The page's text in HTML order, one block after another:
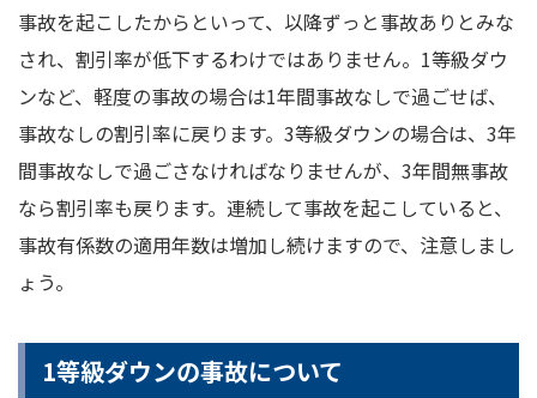
事故を起こしたからといって、以降ずっと事故ありとみな
され、割引率が低下するわけではありません。1等級ダウ
ンなど、軽度の事故の場合は1年間事故なしで過ごせば、
事故なしの割引率に戻ります。3等級ダウンの場合は、3年
間事故なしで過ごさなければなりませんが、3年間無事故
なら割引率も戻ります。連続して事故を起こしていると、
事故有係数の適用年数は増加し続けますので、注意しまし
ょう。
1等級ダウンの事故について